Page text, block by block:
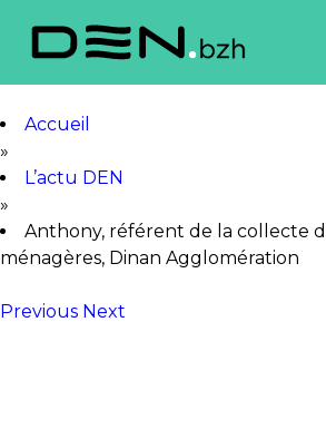
Accueil
»
L’actu DEN
»
Anthony, référent de la collecte
ménagères, Dinan Agglomération
Previous Next